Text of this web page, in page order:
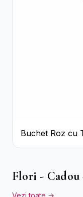
Buchet Roz cu
Flori -
Vezi toate →